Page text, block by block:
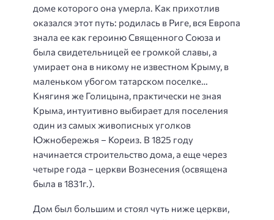
доме которого она умерла. Как прихотлив
оказался этот путь: родилась в Риге, вся Европа
знала ее как героиню Священного Союза и
была свидетельницей ее громкой славы, а
умирает она в никому не известном Крыму, в
маленьком убогом татарском поселке…
Княгиня же Голицына, практически не зная
Крыма, интуитивно выбирает для поселения
один из самых живописных уголков
Южнобережья – Кореиз. В 1825 году
начинается строительство дома, а еще через
четыре года – церкви Вознесения (освящена
была в 1831г.).
Дом был большим и стоял чуть ниже церкви,